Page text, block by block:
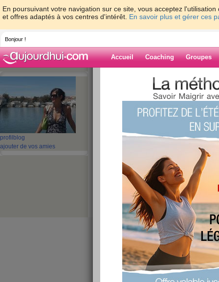
En poursuivant votre navigation sur ce site, vous acceptez
et offres adaptés à vos centres d'intérêt. En savoir plus et gérer ces
Bonjour !
Accueil Coaching Groupes
profil blog
ajouter de vos amies
> > Déjà
Blog de lililou29
Déjà lundi soir
vu passer!!!
publié le 13/10/2008 à 22:11